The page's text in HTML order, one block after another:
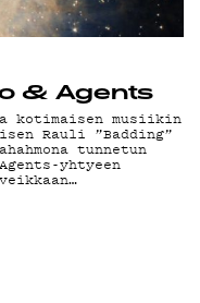
& Agents
kotimaisen musiikin
Rauli ”Badding”
tunnetun
yhtyeen